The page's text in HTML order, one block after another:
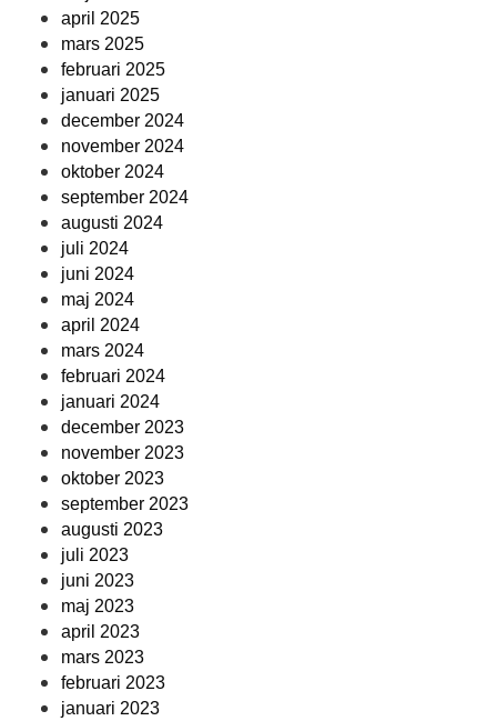
april 2025
mars 2025
februari 2025
januari 2025
december 2024
november 2024
oktober 2024
september 2024
augusti 2024
juli 2024
juni 2024
maj 2024
april 2024
mars 2024
februari 2024
januari 2024
december 2023
november 2023
oktober 2023
september 2023
augusti 2023
juli 2023
juni 2023
maj 2023
april 2023
mars 2023
februari 2023
januari 2023